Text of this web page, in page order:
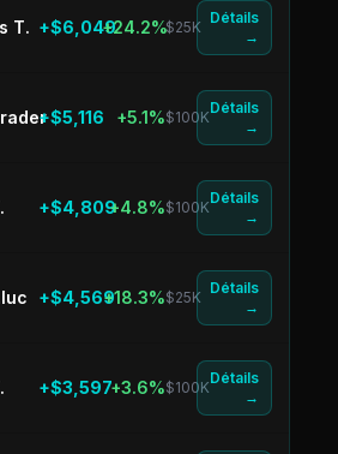
T. +$6,049+24.2%$25K
Détails
→
+$5,116 +5.1%$100K
Détails
→
+$4,809+4.8%$100K
Détails
→
+$4,569+18.3%$25K
Détails
→
+$3,597+3.6%$100K
Détails
→